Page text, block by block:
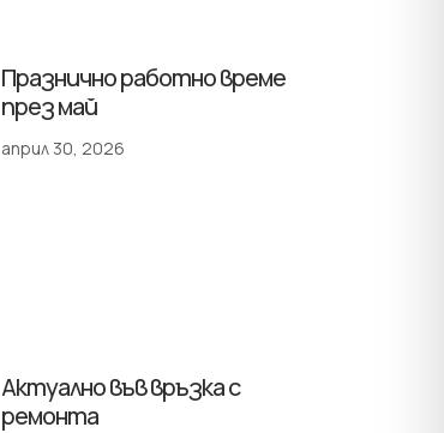
Празнично работно време
през май
април 30, 2026
Актуално във връзка с
ремонта